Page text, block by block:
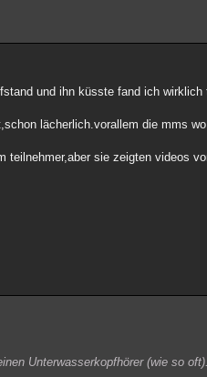
und ihn küsste fand ich
lächerlich.vorallem die mms
sie zeigten videos
Unterwasserkopfhörer (wie so